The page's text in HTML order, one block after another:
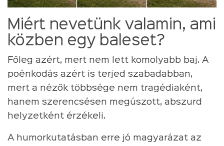
Miért nevetünk valamin, ami
közben egy baleset?
Főleg azért, mert nem lett komolyabb baj. A
poénkodás azért is terjed szabadabban,
mert a nézők többsége nem tragédiaként,
hanem szerencsésen megúszott, abszurd
helyzetként érzékeli.
A humorkutatásban erre jó magyarázat az